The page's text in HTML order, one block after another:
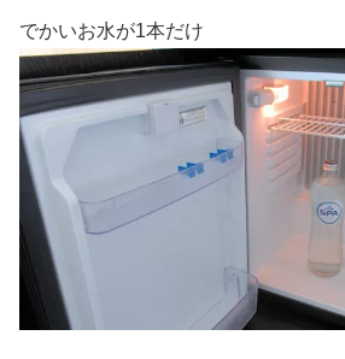
でかいお水が1本だけ